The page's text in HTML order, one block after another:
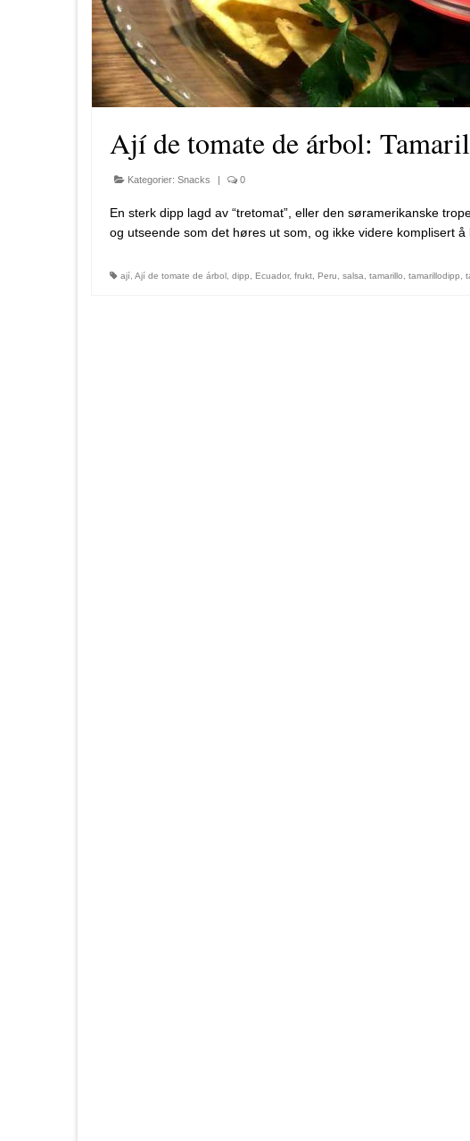
Ají de tomate de árbol:
Kategorier: Snacks | 0
En sterk dipp lagd av “tretomat”, eller den søramerikanske
og utseende som det høres ut som, og ikke videre komplisert
ají Ají de tomate de árbol dipp Ecuador, frukt Peru salsa tamarillo tamarillodipp